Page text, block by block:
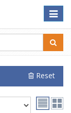
Toggle
Reset